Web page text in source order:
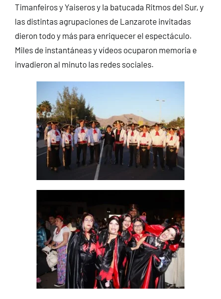
Timanfeiros y Yaiseros y la batucada Ritmos del Sur, y
las distintas agrupaciones de Lanzarote invitadas
dieron todo y más para enriquecer el espectáculo.
Miles de instantáneas y vídeos ocuparon memoria e
invadieron al minuto las redes sociales.